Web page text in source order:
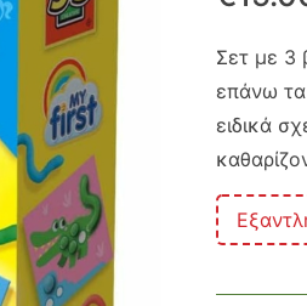
Σετ με 3
επάνω τα
ειδικά